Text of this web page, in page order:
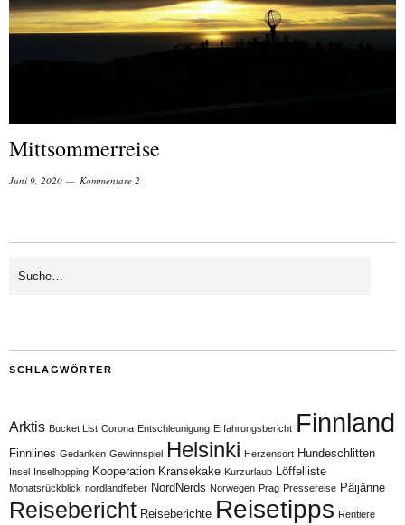
Mittsommerreise
Juni 9, 2020 Kommentare 2
SCHLAGWÖRTER
Arktis Bucket List Corona Entschleunigung Erfahrungsbericht Finnland
Finnlines Gedanken Gewinnspiel Helsinki Herzensort Hundeschlitten
Insel Inselhopping Kooperation Kransekake Kurzurlaub Löffelliste
Monatsrückblick nordlandfieber NordNerds Norwegen Prag Pressereise Päijänne
Reisebericht Reiseberichte Reisetipps Rentiere